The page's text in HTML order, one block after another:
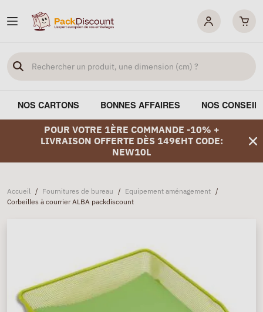
NOS CARTONS BONNES AFFAIRES NOS
POUR VOTRE 1ÈRE COMMANDE -10% +
LIVRAISON OFFERTE DÈS 149€HT CODE:
NEW10L
Accueil / Fournitures de bureau / Equipement aménagement /
Corbeilles à courrier ALBA packdiscount